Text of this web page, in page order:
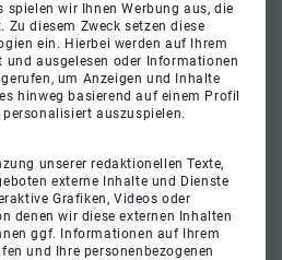
wir Ihnen Werbung aus, die
diesem Zweck setzen diese
ein. Hierbei werden auf Ihrem
und ausgelesen oder Informationen
um Anzeigen und Inhalte
hinweg basierend auf einem Profil
auszuspielen.
unserer redaktionellen Texte,
externe Inhalte und Dienste
Grafiken, Videos oder
denen wir diese externen Inhalten
ggf. Informationen auf Ihrem
und Ihre personenbezogenen